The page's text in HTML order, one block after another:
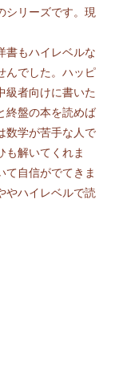
シリーズです。現
書もハイレベルな
んでした。ハッピ
級者向けに書いた
終盤の本を読めば
数学が苦手な人で
も解いてくれま
て自信がでてきま
やハイレベルで読